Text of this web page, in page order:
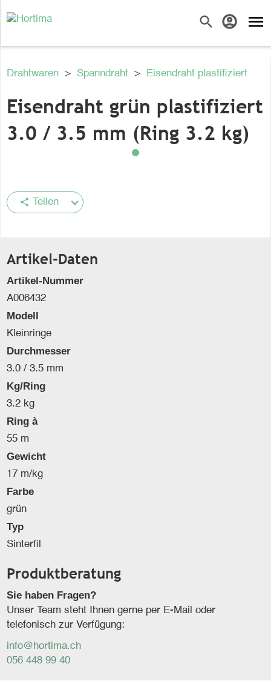
search account_circle menu
Drahtwaren > Spanndraht > Eisendraht plastifiziert
Eisendraht grün plastifiziert
3.0 / 3.5 mm (Ring 3.2 kg)
share Teilen
Artikel-Daten
Artikel-Nummer
A006432
Modell
Kleinringe
Durchmesser
3.0 / 3.5 mm
Kg/Ring
3.2 kg
Ring à
55 m
Gewicht
17 m/kg
Farbe
grün
Typ
Sinterfil
Produktberatung
Sie haben Fragen?
Unser Team steht Ihnen gerne per E-Mail oder
telefonisch zur Verfügung:
info@hortima.ch
056 448 99 40